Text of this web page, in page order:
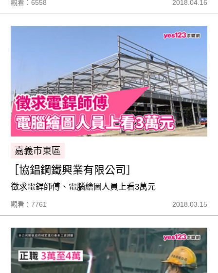
觀看：6558 2018.04.16
嘉義市東區
［協錩鋼鐵興業有限公司］
徵求電銲師傅、電腦繪圖人員上看3萬元
觀看：7761 2018.03.15